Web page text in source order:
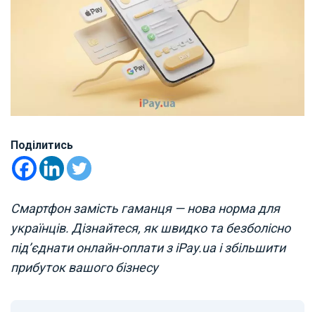
Поділитись
Смартфон замість гаманця — нова норма для
українців. Дізнайтеся, як швидко та безболісно
під’єднати онлайн-оплати з iPay.ua і збільшити
прибуток вашого бізнесу